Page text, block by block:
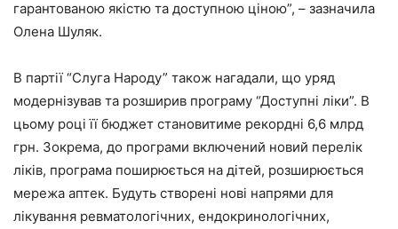
гарантованою якістю та доступною ціною”, – зазначила
Олена Шуляк.
В партії “Слуга Народу” також нагадали, що уряд
модернізував та розширив програму “Доступні ліки”. В
цьому році її бюджет становитиме рекордні 6,6 млрд
грн. Зокрема, до програми включений новий перелік
ліків, програма поширюється на дітей, розширюється
мережа аптек. Будуть створені нові напрями для
лікування ревматологічних, ендокринологічних,